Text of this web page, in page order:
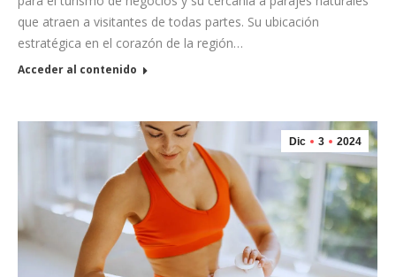
que atraen a visitantes de todas partes. Su ubicación
estratégica en el corazón de la región…
Acceder al contenido
Dic 3 2024